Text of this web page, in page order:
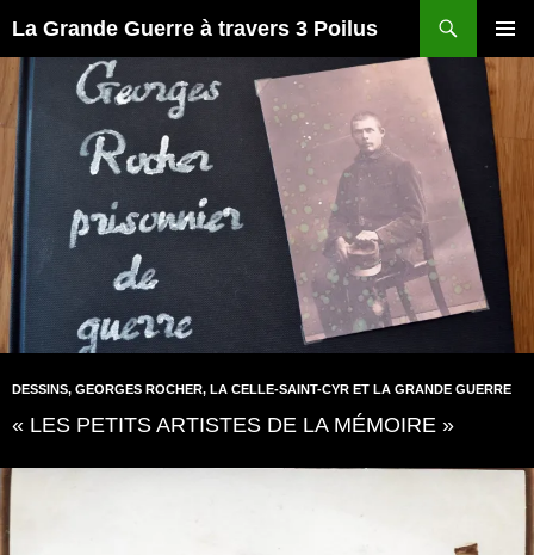
La Grande Guerre à travers 3 Poilus
MENU
CONTENU
DESSINS, GEORGES ROCHER, LA CELLE-SAINT-CYR ET LA GRANDE GUERRE
« LES PETITS ARTISTES DE LA MÉMOIRE »